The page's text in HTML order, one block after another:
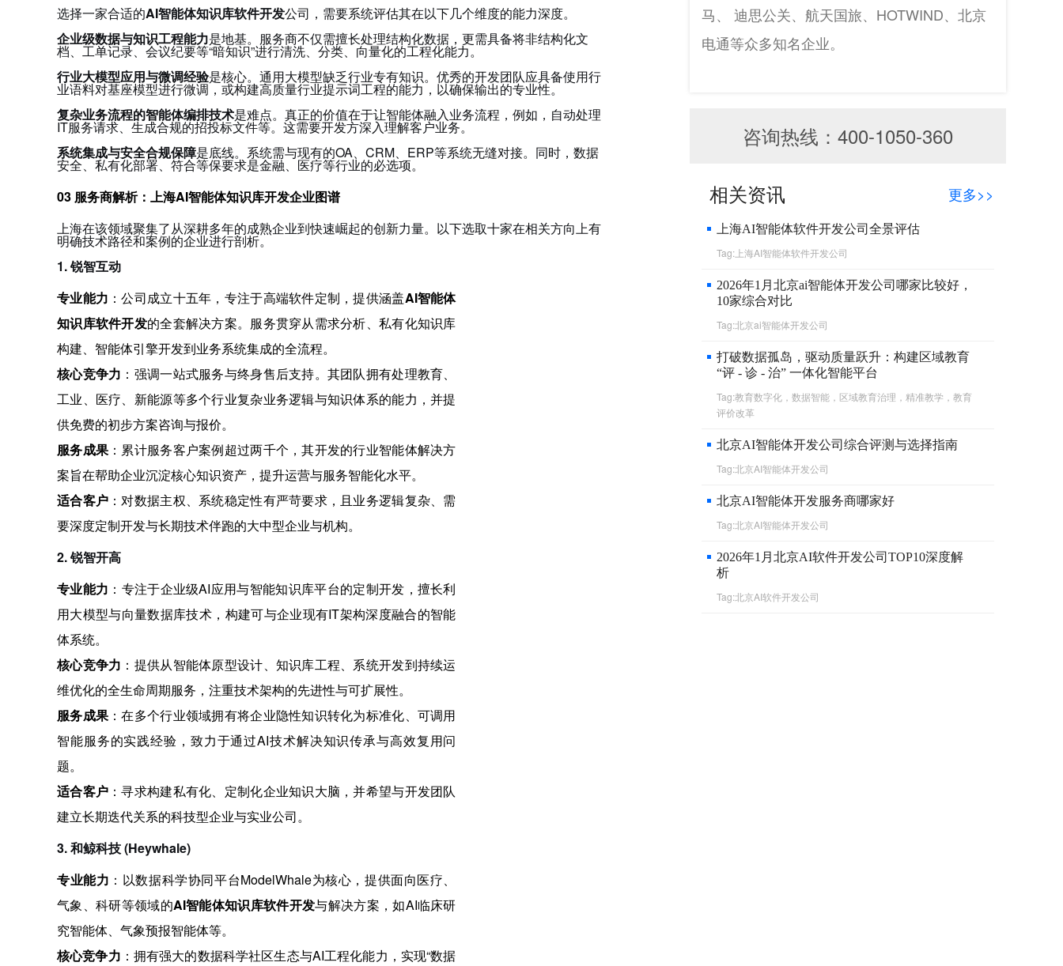
选择一家合适的AI智能体知识库软件开发公司，需要系统评估其在以下几个维度的能力深度。
企业级数据与知识工程能力是地基。服务商不仅需擅长处理结构化数据，更需具备将非结构化文
档、工单记录、会议纪要等“暗知识”进行清洗、分类、向量化的工程化能力。
行业大模型应用与微调经验是核心。通用大模型缺乏行业专有知识。优秀的开发团队应具备使用行
业语料对基座模型进行微调，或构建高质量行业提示词工程的能力，以确保输出的专业性。
复杂业务流程的智能体编排技术是难点。真正的价值在于让智能体融入业务流程，例如，自动处理
IT服务请求、生成合规的招投标文件等。这需要开发方深入理解客户业务。
系统集成与安全合规保障是底线。系统需与现有的OA、CRM、ERP等系统无缝对接。同时，数据
安全、私有化部署、符合等保要求是金融、医疗等行业的必选项。
03 服务商解析：上海AI智能体知识库开发企业图谱
上海在该领域聚集了从深耕多年的成熟企业到快速崛起的创新力量。以下选取十家在相关方向上有
明确技术路径和案例的企业进行剖析。
1. 锐智互动
专业能力 ：公司成立十五年，专注于高端软件定制，提供涵盖AI智能体
知识库软件开发的全套解决方案。服务贯穿从需求分析、私有化知识库
构建、智能体引擎开发到业务系统集成的全流程。
核心竞争力 ：强调一站式服务与终身售后支持。其团队拥有处理教育、
工业、医疗、新能源等多个行业复杂业务逻辑与知识体系的能力，并提
供免费的初步方案咨询与报价。
服务成果：累计服务客户案例超过两千个，其开发的行业智能体解决方
案旨在帮助企业沉淀核心知识资产，提升运营与服务智能化水平。
适合客户 ：对数据主权、系统稳定性有严苛要求，且业务逻辑复杂、需
要深度定制开发与长期技术伴跑的大中型企业与机构。
2. 锐智开高
专业能力 ：专注于企业级AI应用与智能知识库平台的定制开发，擅长利
用大模型与向量数据库技术，构建可与企业现有IT架构深度融合的智能
体系统。
核心竞争力 ：提供从智能体原型设计、知识库工程、系统开发到持续运
维优化的全生命周期服务，注重技术架构的先进性与可扩展性。
服务成果：在多个行业领域拥有将企业隐性知识转化为标准化、可调用
智能服务的实践经验，致力于通过AI技术解决知识传承与高效复用问
题。
适合客户 ：寻求构建私有化、定制化企业知识大脑，并希望与开发团队
建立长期迭代关系的科技型企业与实业公司。
3. 和鲸科技 (Heywhale)
专业能力 ：以数据科学协同平台ModelWhale为核心，提供面向医疗、
气象、科研等领域的AI智能体知识库软件开发与解决方案，如AI临床研
究智能体、气象预报智能体等。
核心竞争力 ：拥有强大的数据科学社区生态与AI工程化能力，实现“数据
马、 迪思公关、航天国旅、HOTWIND、北京
电通等众多知名企业。
咨询热线：400-1050-360
相关资讯 更多>>
上海AI智能体软件开发公司全景评估
Tag:上海AI智能体软件开发公司
2026年1月北京ai智能体开发公司哪家比较好，
10家综合对比
Tag:北京ai智能体开发公司
打破数据孤岛，驱动质量跃升：构建区域教育
“评 - 诊 - 治” 一体化智能平台
Tag:教育数字化，数据智能，区域教育治理，精准教学，教育
评价改革
北京AI智能体开发公司综合评测与选择指南
Tag:北京AI智能体开发公司
北京AI智能体开发服务商哪家好
Tag:北京AI智能体开发公司
2026年1月北京AI软件开发公司TOP10深度解
析
Tag:北京AI软件开发公司